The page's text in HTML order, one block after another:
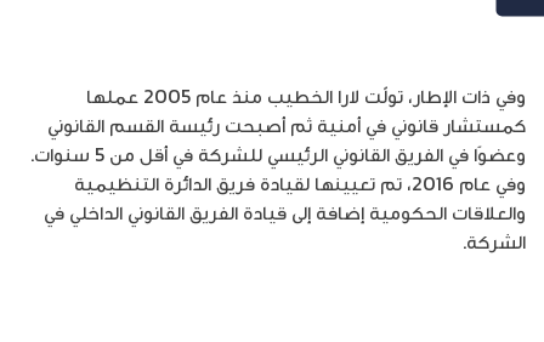
وفي ذات الإطار، تولّت لارا الخطيب منذ عام 2005 عملها
كمستشار قانوني في أمنية ثم أصبحت رئيسة القسم القانوني
وعضوًا في الفريق القانوني الرئيسي للشركة في أقل من 5 سنوات.
وفي عام 2016، تم تعيينها لقيادة فريق الدائرة التنظيمية
والعلاقات الحكومية إضافة إلى قيادة الفريق القانوني الداخلي في
الشركة.